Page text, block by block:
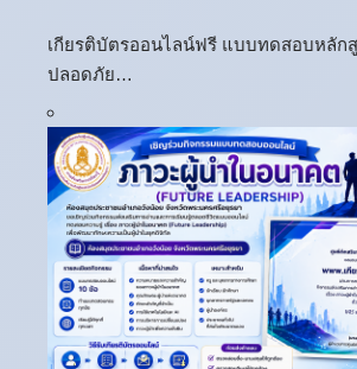
เกียรติบัตรออนไลน์ฟรี แบบทดสอบหลัก
ปลอดภัย…